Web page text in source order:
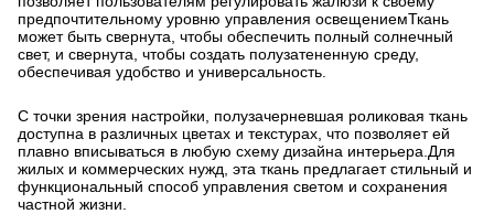
предпочтительному уровню управления освещениемТкань
может быть свернута, чтобы обеспечить полный солнечный
свет, и свернута, чтобы создать полузатененную среду,
обеспечивая удобство и универсальность.
С точки зрения настройки, полузачерневшая роликовая ткань
доступна в различных цветах и текстурах, что позволяет ей
плавно вписываться в любую схему дизайна интерьера.Для
жилых и коммерческих нужд, эта ткань предлагает стильный и
функциональный способ управления светом и сохранения
частной жизни.